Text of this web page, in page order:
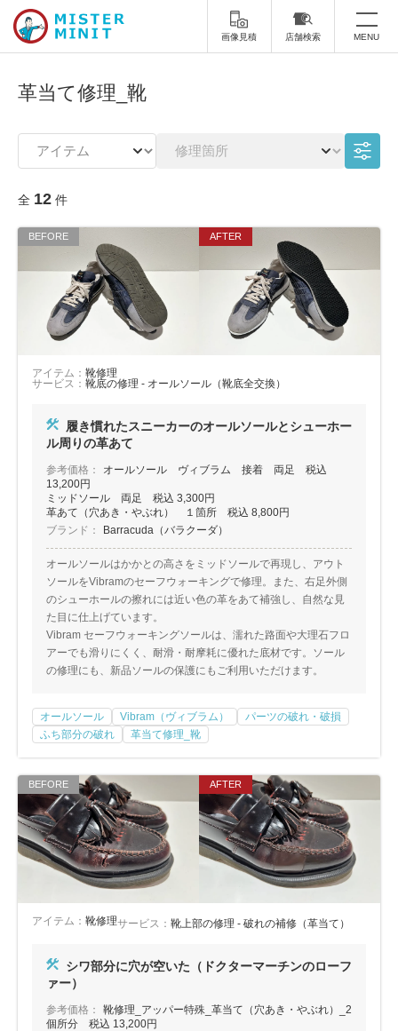
画像見積 店舗検索 MENU
スーツケース修理
スニーカー修理 靴磨き
カバンの修理 時計修理・電池交換
合鍵の作製
店舗を探す
オンライン修理見積もりサービス（配送修理）
よくあるご質問
お問い合わせ
採用情報
革当て修理_靴
全 12 件
アイテム： 靴修理
サービス： 靴底の修理 - オールソール（靴底全交換）
履き慣れたスニーカーのオールソールとシューホー
ル周りの革あて
参考価格：
オールソール ヴィブラム 接着 両足 税込
13,200円
ミッドソール 両足 税込 3,300円
革あて（穴あき・やぶれ） １箇所 税込 8,800円
ブランド：
Barracuda（バラクーダ）
オールソールはかかとの高さをミッドソールで再現し、アウト
ソールをVibramのセーフウォーキングで修理。また、右足外側
のシューホールの擦れには近い色の革をあて補強し、自然な見
た目に仕上げています。
Vibram セーフウォーキングソールは、濡れた路面や大理石フロ
アーでも滑りにくく、耐滑・耐摩耗に優れた底材です。ソール
の修理にも、新品ソールの保護にもご利用いただけます。
オールソール Vibram（ヴィブラム）
パーツの破れ・破損
ふち部分の破れ
革当て修理_靴
アイテム： 靴修理サービス： 靴上部の修理 - 破れの補修（革当て）
シワ部分に穴が空いた（ドクターマーチンのローフ
ァー）
参考価格：
靴修理_アッパー特殊_革当て（穴あき・やぶれ）_2
個所分 税込 13,200円